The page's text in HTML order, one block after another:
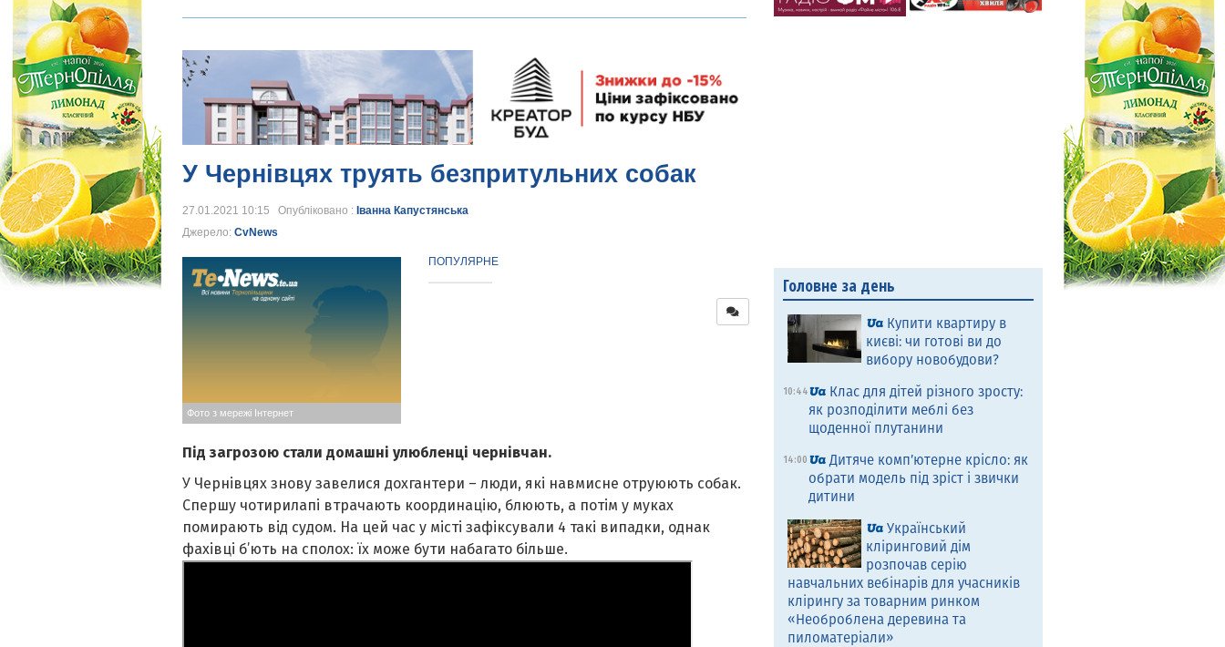
У Чернівцях труять безпритульних собак
27.01.2021 10:15 Опубліковано : Іванна Капустянська
Джерело: CvNews
Фото з мережі Інтернет
ПОПУЛЯРНЕ
Під загрозою стали домашні улюбленці чернівчан.
У Чернівцях знову завелися дохгантери – люди, які навмисне отруюють собак.
Спершу чотирилапі втрачають координацію, блюють, а потім у муках
помирають від судом. На цей час у місті зафіксували 4 такі випадки, однак
фахівці б’ють на сполох: їх може бути набагато більше.
Головне за день
Купити квартиру в
києві: чи готові ви до
вибору новобудови?
10:44
Клас для дітей різного зросту:
як розподілити меблі без
щоденної плутанини
14:00
Дитяче комп’ютерне крісло: як
обрати модель під зріст і звички
дитини
Український
кліринговий дім
розпочав серію
навчальних вебінарів для учасників
клірингу за товарним ринком
«Необроблена деревина та
пиломатеріали»